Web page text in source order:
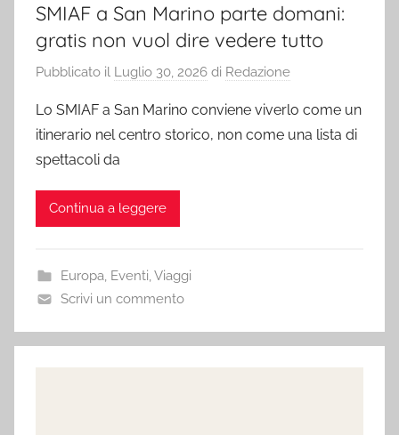
SMIAF a San Marino parte domani:
gratis non vuol dire vedere tutto
Pubblicato il Luglio 30, 2026 di Redazione
Lo SMIAF a San Marino conviene viverlo come un
itinerario nel centro storico, non come una lista di
spettacoli da
Continua a leggere
Europa, Eventi,Viaggi
Scrivi un commento